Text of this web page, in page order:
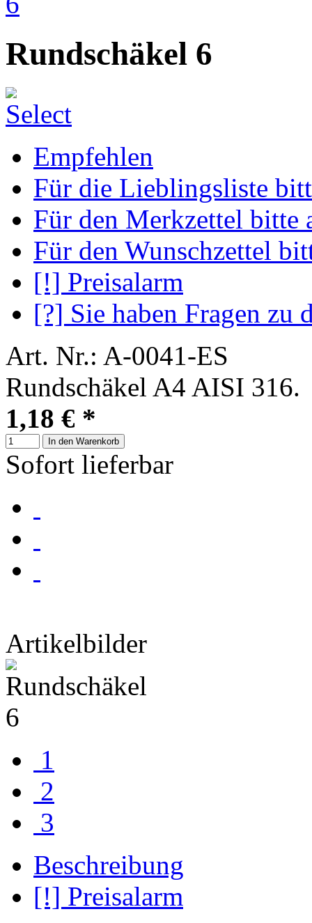
Rundschäkel 6
Empfehlen
Für die Lieblingsliste
Für den Merkzettel bitte
Für den Wunschzettel
[!] Preisalarm
[?] Sie haben Fragen zu
Art. Nr.: A-0041-ES
Rundschäkel A4 AISI 316.
1,18 € *
In den Warenkorb
Sofort lieferbar
Artikelbilder
1
2
3
Beschreibung
[!] Preisalarm